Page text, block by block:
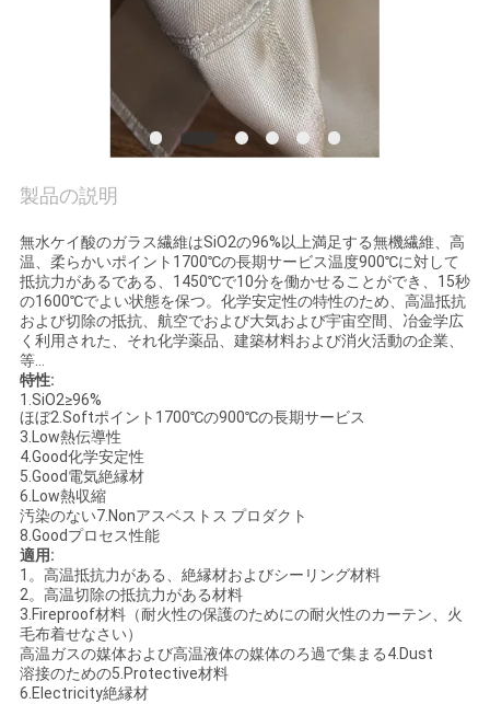
に
連
絡
し
な
さ
い
引
用
を
要
製品の説明
無水ケイ酸のガラス繊維はSiO2の96%以上満足する無機繊維、高
温、柔らかいポイント1700℃の長期サービス温度900℃に対して
抵抗力があるである、1450℃で10分を働かせることができ、15秒
の1600℃でよい状態を保つ。化学安定性の特性のため、高温抵抗
および切除の抵抗、航空でおよび大気および宇宙空間、冶金学広
く利用された、それ化学薬品、建築材料および消火活動の企業、
等…
特性:
1.SiO2≥96%
ほぼ2.Softポイント1700℃の900℃の長期サービス
3.Low熱伝導性
4.Good化学安定性
5.Good電気絶縁材
6.Low熱収縮
汚染のない7.Nonアスベストス プロダクト
8.Goodプロセス性能
適用:
1。高温抵抗力がある、絶縁材およびシーリング材料
2。高温切除の抵抗力がある材料
3.Fireproof材料（耐火性の保護のためにの耐火性のカーテン、火
毛布着せなさい）
高温ガスの媒体および高温液体の媒体のろ過で集まる4.Dust
溶接のための5.Protective材料
6.Electricity絶縁材